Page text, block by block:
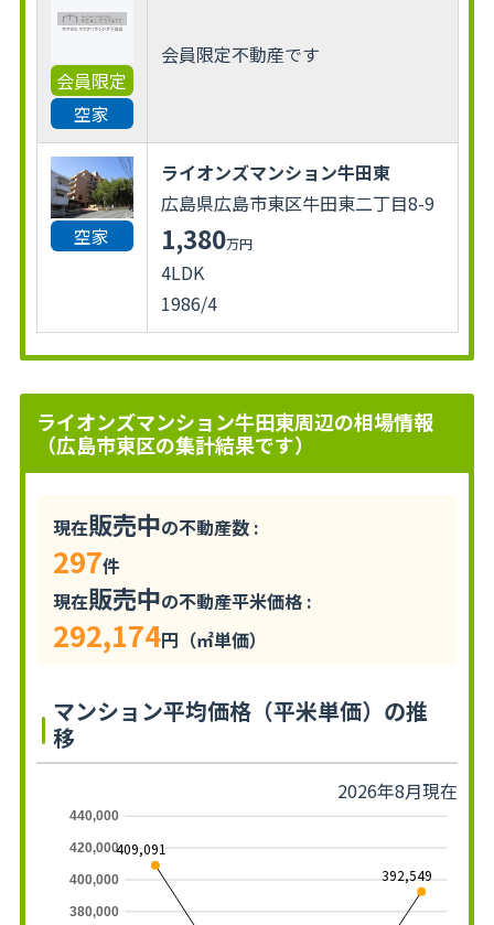
会員限定
空家
会員限定不動産です
空家
ライオンズマンション牛田東
広島県広島市東区牛田東二丁目8-9
1,380万円
4LDK
1986/4
ライオンズマンション牛田東周辺の相場情報
（広島市東区の集計結果です）
現在販売中の不動産数 :
297件
現在販売中の不動産平米価格 :
292,174円（㎡単価）
マンション平均価格（平米単価）の推
移
2026年8月現在
380,000
400,000
420,000
440,000
409,091
392,549